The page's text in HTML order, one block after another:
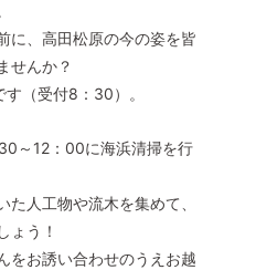
に、高田松原の今の姿を皆
せんか？
（受付8：30）。
～12：00に海浜清掃を行
人工物や流木を集めて、
ょう！
をお誘い合わせのうえお越